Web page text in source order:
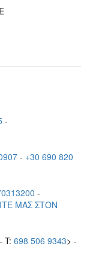
-
- +30 690 820
-
MAΣ ΣΤΟΝ
T: 698 506 9343> -